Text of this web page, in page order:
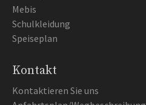
Mebis
Schulkleidung
Speiseplan
Kontakt
Kontaktieren Sie uns